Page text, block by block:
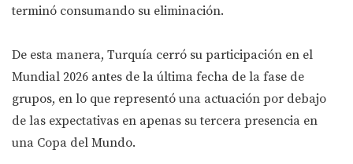
terminó consumando su eliminación.
De esta manera, Turquía cerró su participación en el
Mundial 2026 antes de la última fecha de la fase de
grupos, en lo que representó una actuación por debajo
de las expectativas en apenas su tercera presencia en
una Copa del Mundo.